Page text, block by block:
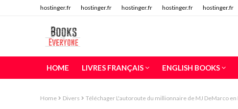
hostinger.fr hostinger.fr hostinger.fr hostinger.fr hostinger.fr
HOME LIVRES FRANÇAIS ENGLISH BOOKS
Home Divers Téléchager L'autoroute du millionnaire de MJ DeMarco en